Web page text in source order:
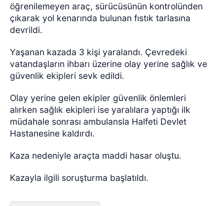
öğrenilemeyen araç, sürücüsünün kontrolünden
çıkarak yol kenarında bulunan fıstık tarlasına
devrildi.
Yaşanan kazada 3 kişi yaralandı. Çevredeki
vatandaşların ihbarı üzerine olay yerine sağlık ve
güvenlik ekipleri sevk edildi.
Olay yerine gelen ekipler güvenlik önlemleri
alırken sağlık ekipleri ise yaralılara yaptığı ilk
müdahale sonrası ambulansla Halfeti Devlet
Hastanesine kaldırdı.
Kaza nedeniyle araçta maddi hasar oluştu.
Kazayla ilgili soruşturma başlatıldı.